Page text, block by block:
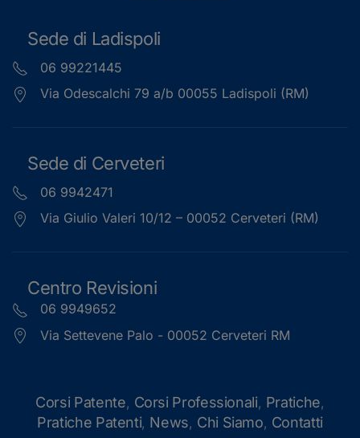
Sede di Ladispoli
06 99221445
Via Odescalchi 79 a/b 00055 Ladispoli (RM)
Sede di Cerveteri
06 9942471
Via Giulio Valeri 10/12 – 00052 Cerveteri (RM)
Centro Revisioni
06 9949652
Via Settevene Palo - 00052 Cerveteri RM
Corsi Patente, Corsi Professionali, Pratiche,
Pratiche Patenti, News, Chi Siamo, Contatti